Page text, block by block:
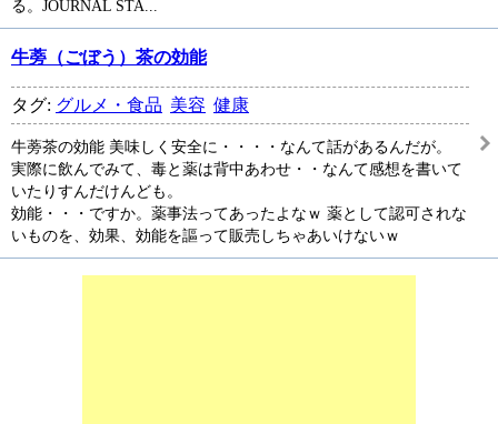
る。JOURNAL STA...
牛蒡（ごぼう）茶の効能
タグ: グルメ・食品 美容 健康
牛蒡茶の効能 美味しく安全に・・・・なんて話があるんだが。
実際に飲んでみて、毒と薬は背中あわせ・・なんて感想を書いて
いたりすんだけんども。
効能・・・ですか。薬事法ってあったよなｗ 薬として認可されな
いものを、効果、効能を謳って販売しちゃあいけないｗ